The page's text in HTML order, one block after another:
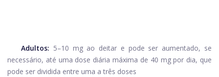
Adultos: 5–10 mg ao deitar e pode ser aumentado, se
necessário, até uma dose diária máxima de 40 mg por dia, que
pode ser dividida entre uma a três doses